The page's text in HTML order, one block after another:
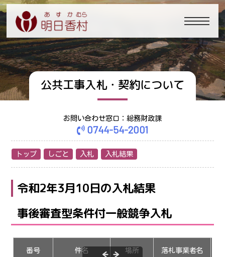
公共工事入札・契約について
お問い合わせ窓口：総務財政課
0744-54-2001
トップ しごと 入札 入札結果
令和2年3月10日の入札結果
事後審査型条件付一般競争入札
番号 件名 場所 落札事業者名